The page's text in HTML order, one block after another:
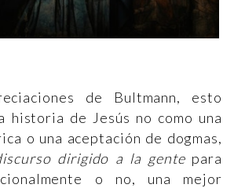
de Bultmann, esto
historia de Jesús no como una
o una aceptación de dogmas,
dirigido a la gentepara
o no, una mejor